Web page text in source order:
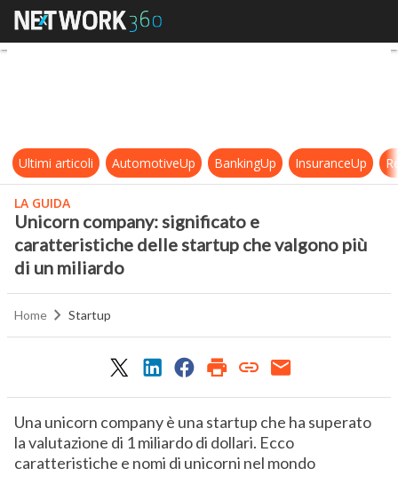
Unicorn company: significato e
Ultimi articoli AutomotiveUp BankingUp InsuranceUp
LA GUIDA
Unicorn company: significato e
caratteristiche delle startup che valgono più
di un miliardo
Home Startup
Una unicorn company è una startup che ha superato
la valutazione di 1 miliardo di dollari. Ecco
caratteristiche e nomi di unicorni nel mondo